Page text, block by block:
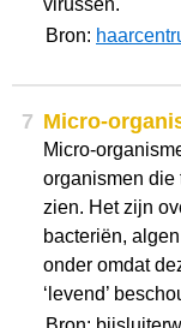
virussen.
Bron:
7 Micro-
Micro-
organismen die
zien. Het zijn
bacteriën,
onder omdat
‘levend’